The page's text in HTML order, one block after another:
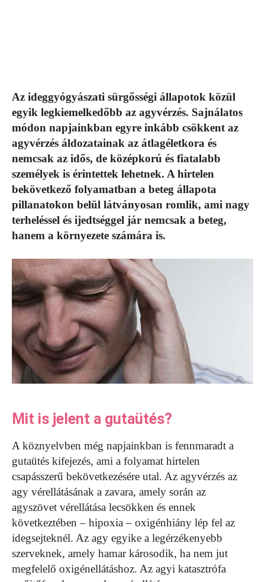
Az ideggyógyászati sürgősségi állapotok közül
egyik legkiemelkedőbb az agyvérzés. Sajnálatos
módon napjainkban egyre inkább csökkent az
agyvérzés áldozatainak az átlagéletkora és
nemcsak az idős, de középkorú és fiatalabb
személyek is érintettek lehetnek. A hirtelen
bekövetkező folyamatban a beteg állapota
pillanatokon belül látványosan romlik, ami nagy
terheléssel és ijedtséggel jár nemcsak a beteg,
hanem a környezete számára is.
Mit is jelent a gutaütés?
A köznyelvben még napjainkban is fennmaradt a
gutaütés kifejezés, ami a folyamat hirtelen
csapásszerű bekövetkezésére utal. Az agyvérzés az
agy vérellátásának a zavara, amely során az
agyszövet vérellátása lecsökken és ennek
következtében – hipoxia – oxigénhiány lép fel az
idegsejteknél. Az agy egyike a legérzékenyebb
szerveknek, amely hamar károsodik, ha nem jut
megfelelő oxigénellátáshoz. Az agyi katasztrófa